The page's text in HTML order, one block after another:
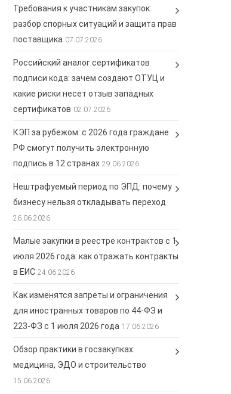
Требования к участникам закупок:
разбор спорных ситуаций и защита прав
поставщика 07.07.2026
Российский аналог сертификатов
подписи кода: зачем создают ОТУЦ и
какие риски несет отзыв западных
сертификатов 02.07.2026
КЭП за рубежом: с 2026 года граждане
РФ смогут получить электронную
подпись в 12 странах 29.06.2026
Нештрафуемый период по ЭПД: почему
бизнесу нельзя откладывать переход
26.06.2026
Малые закупки в реестре контрактов с 1
июля 2026 года: как отражать контракты
в ЕИС 24.06.2026
Как изменятся запреты и ограничения
для иностранных товаров по 44-ФЗ и
223-ФЗ с 1 июля 2026 года 17.06.2026
Обзор практики в госзакупках:
медицина, ЭДО и строительство
15.06.2026